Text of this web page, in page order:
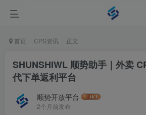
首页 CPS资讯 正文
SHUNSHIWL 顺势助手｜外卖
代下单返利平台
顺势开放平台
2个月前发布